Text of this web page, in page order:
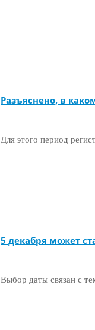
Разъяснено, в
Для этого период
5 декабря может
Выбор даты связан с